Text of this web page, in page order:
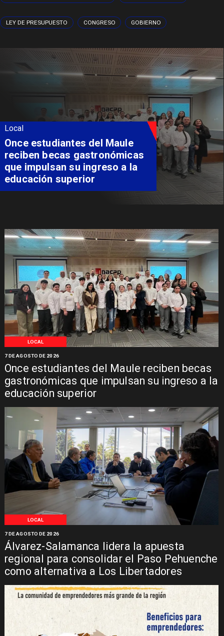
LEY DE PRESUPUESTO CONGRESO GOBIERNO
LOCAL
Once estudiantes del Maule reciben becas
gastronómicas que impulsan su ingreso a la
educación superior
7 DE AGOSTO DE 2026
LOCAL
Álvarez-Salamanca lidera la apuesta
regional para consolidar el Paso Pehuenche
como alternativa a Los Libertadores
7 DE AGOSTO DE 2026
Local
Once estudiantes del Maule
reciben becas gastronómicas
que impulsan su ingreso a la
educación superior